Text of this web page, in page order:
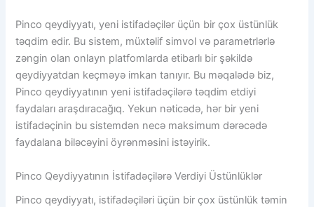
Pinco qeydiyyatı, yeni istifadəçilər üçün bir çox üstünlük
təqdim edir. Bu sistem, müxtəlif simvol və parametrlərlə
zəngin olan onlayn platfomlarda etibarlı bir şəkildə
qeydiyyatdan keçməyə imkan tanıyır. Bu məqalədə biz,
Pinco qeydiyyatının yeni istifadəçilərə təqdim etdiyi
faydaları araşdıracağıq. Yekun nəticədə, hər bir yeni
istifadəçinin bu sistemdən necə maksimum dərəcədə
faydalana biləcəyini öyrənməsini istəyirik.
Pinco Qeydiyyatının İstifadəçilərə Verdiyi Üstünlüklər
Pinco qeydiyyatı, istifadəçiləri üçün bir çox üstünlük təmin